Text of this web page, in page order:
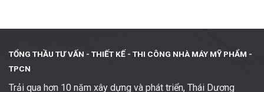
TỔNG THẦU TƯ VẤN - THIẾT KẾ - THI CÔNG NHÀ MÁY MỸ PHẨM -
TPCN
Trải qua hơn 10 năm xây dựng và phát triển, Thái Dương